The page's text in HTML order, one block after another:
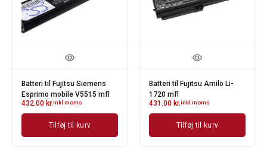
Batteri til Fujitsu Siemens
Esprimo mobile V5515 mfl
432.00 kr.inkl moms
Tilføj til kurv
Batteri til Fujitsu Amilo Li-
1720 mfl
431.00 kr.inkl moms
Tilføj til kurv